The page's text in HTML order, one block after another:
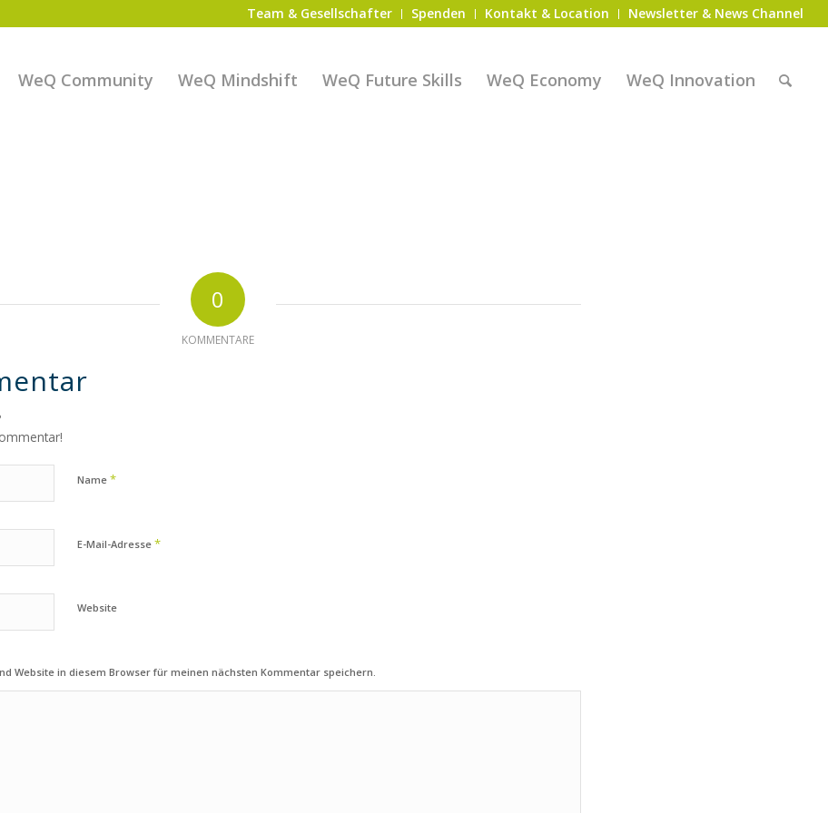
Team & Gesellschafter Spenden Kontakt & Location Newsletter & News Channel
WeQ Community WeQ Mindshift WeQ Future Skills WeQ Economy WeQ Innovation
0
KOMMENTARE
Name *
E-Mail-Adresse *
Website
Website in diesem Browser für meinen nächsten Kommentar speichern.